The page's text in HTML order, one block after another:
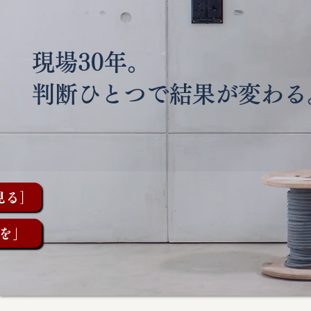
現場30年。
判断ひとつで結果が変わ
］
」